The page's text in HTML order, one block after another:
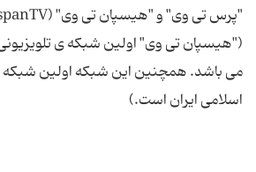
("هیسپان تی وی" اولین شبکه ی تلویزیونی